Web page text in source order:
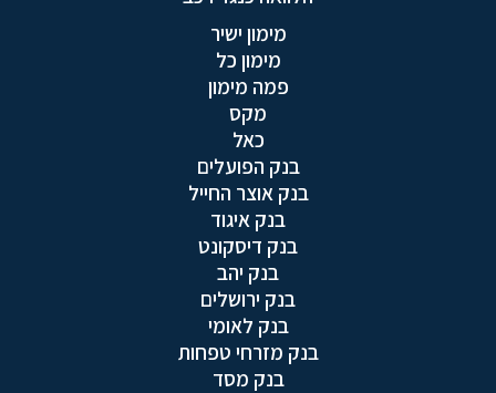
מימון ישיר
מימון כל
פמה מימון
מקס
כאל
בנק הפועלים
בנק אוצר החייל
בנק איגוד
בנק דיסקונט
בנק יהב
בנק ירושלים
בנק לאומי
בנק מזרחי טפחות
בנק מסד